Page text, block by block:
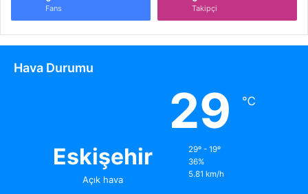
Fans Takipçi
Hava Durumu
Eskişehir
Açık hava
29 ℃
29º - 19º
36%
5.81 km/h